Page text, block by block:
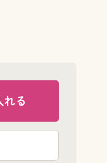
る